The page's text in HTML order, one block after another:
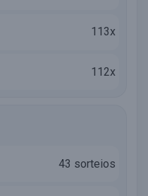
113x
112x
43 sorteios